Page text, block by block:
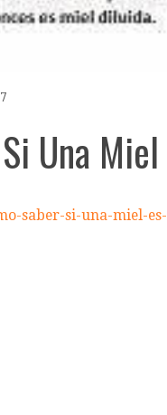
Una
saber-si-una-miel-